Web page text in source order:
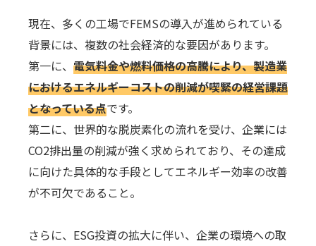
現在、多くの工場でFEMSの導入が進められている
背景には、複数の社会経済的な要因があります。
第一に、 電気料金や燃料価格の高騰により、製造業
におけるエネルギーコストの削減が喫緊の経営課題
となっている点です。
第二に、世界的な脱炭素化の流れを受け、企業には
CO2排出量の削減が強く求められており、その達成
に向けた具体的な手段としてエネルギー効率の改善
が不可欠であること。
さらに、ESG投資の拡大に伴い、企業の環境への取